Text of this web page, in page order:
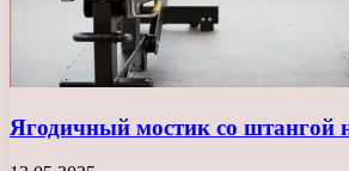
Ягодичный мостик со штангой